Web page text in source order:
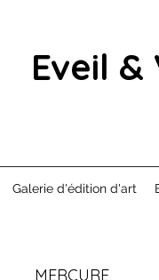
Eveil
Galerie d'édition d'art
MERCURE